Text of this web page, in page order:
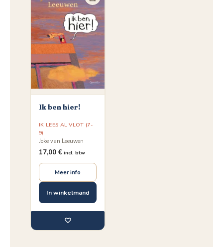
Ik ben hier!
IK LEES AL VLOT (7-
9)
Joke van Leeuwen
17,00 € incl. btw
Meer info
In winkelmand
♡